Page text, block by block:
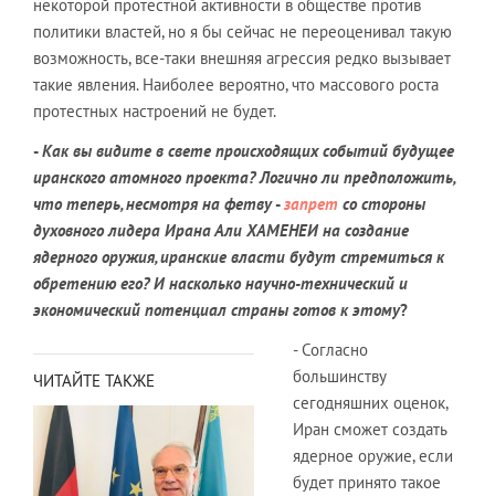
некоторой протестной активности в обществе против
политики властей, но я бы сейчас не переоценивал такую
возможность, все-таки внешняя агрессия редко вызывает
такие явления. Наиболее вероятно, что массового роста
протестных настроений не будет.
-Как вы видите в свете происходящих событий будущее
иранского атомного проекта? Логично ли предположить,
что теперь, несмотря на фетву-запрет со стороны
духовного лидера Ирана Али ХАМЕНЕИ на создание
ядерного оружия, иранские власти будут стремиться к
обретению его? И насколько научно-технический и
экономический потенциал страны готов к этому?
ЧИТАЙТЕ ТАКЖЕ
- Согласно
большинству
сегодняшних оценок,
Иран сможет создать
ядерное оружие, если
будет принято такое